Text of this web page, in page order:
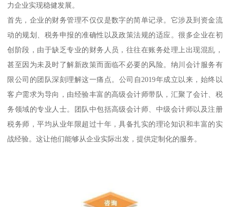
力企业实现稳健发展。
首先，企业的财务管理不仅仅是数字的简单记录。它涉及到资金流
动的规划、税务申报的准确性以及政策法规的适应。很多企业在初
创阶段，由于缺乏专业的财务人员，往往在账务处理上出现混乱，
甚至因为未及时了解新政策而面临不必要的风险。纳川会计服务有
限公司的团队深刻理解这一痛点。公司自2019年成立以来，始终以
客户需求为导向，由经验丰富的高级会计师带队，汇聚了会计、税
务领域的专业人士。团队中包括高级会计师、中级会计师以及注册
税务师，平均从业年限超过十年，具备扎实的理论知识和丰富的实
战经验。这让他们能够从企业实际出发，提供定制化的服务。